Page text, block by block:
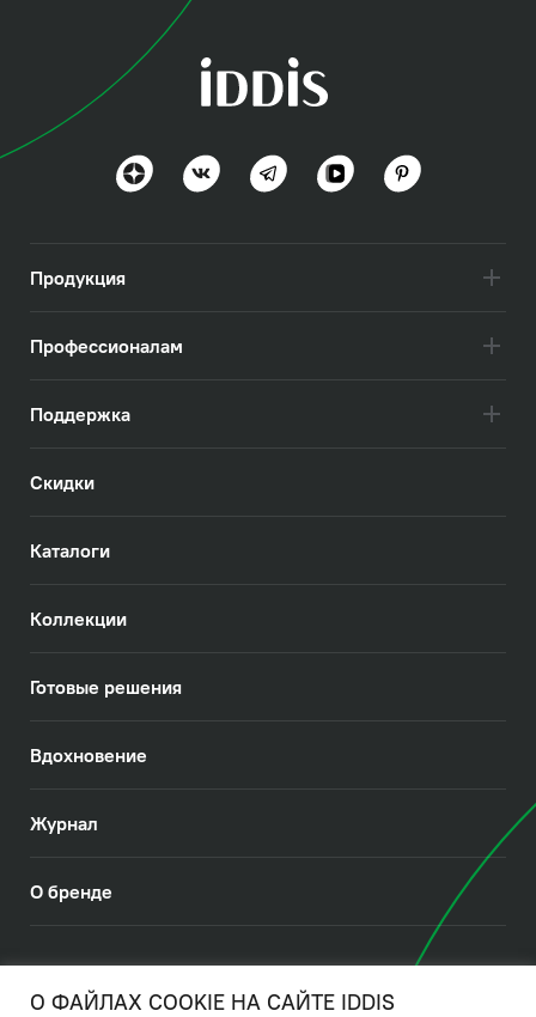
Оксфорд (Oxford)
Продукция
Профессионалам
Поддержка
Скидки
Каталоги
Коллекции
Готовые решения
Вдохновение
Журнал
О бренде
О ФАЙЛАХ COOKIE НА САЙТЕ IDDIS